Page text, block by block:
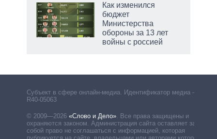
Как изменился
бюджет
Министерства
обороны за 13 лет
войны с россией
Субъект в сфере онлайн-медиа. Идентификатор медиа –
R40-05063
© 2009—2026 «Слово и Дело»
Все права защищены и
охраняются законом. Администрация сайта оставляет за
собой право не соглашаться с информацией, которая